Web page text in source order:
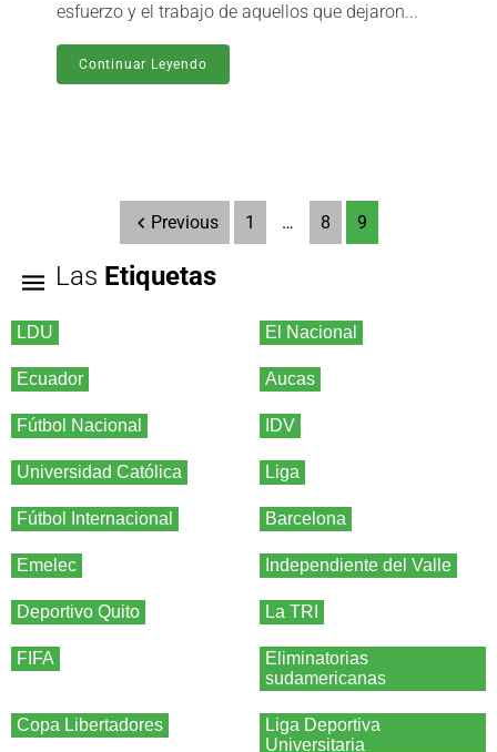
esfuerzo y el trabajo de aquellos que dejaron...
Continuar Leyendo
Previous 1 … 8 9
Las Etiquetas
LDU El Nacional
Ecuador Aucas
Fútbol Nacional IDV
Universidad Católica Liga
Fútbol Internacional Barcelona
Emelec Independiente del Valle
Deportivo Quito La TRI
FIFA
Eliminatorias
sudamericanas
Copa Libertadores
Liga Deportiva
Universitaria